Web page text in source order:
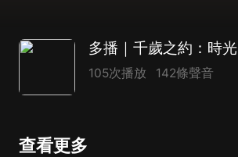
105次播放 142條聲音
查看更多